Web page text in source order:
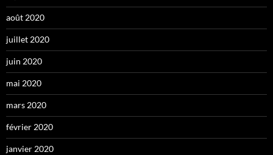
août 2020
juillet 2020
juin 2020
mai 2020
mars 2020
février 2020
janvier 2020